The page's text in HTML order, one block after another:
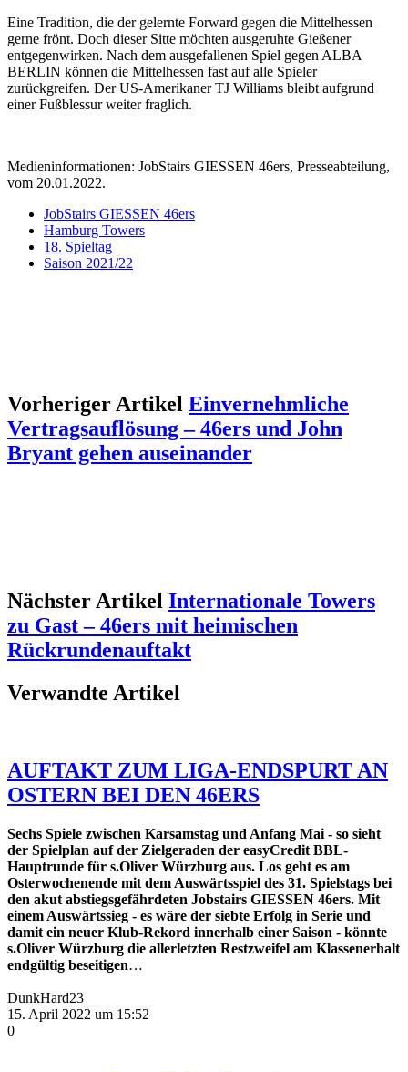
Eine Tradition, die der gelernte Forward gegen die Mittelhessen
gerne frönt. Doch dieser Sitte möchten ausgeruhte Gießener
entgegenwirken. Nach dem ausgefallenen Spiel gegen ALBA
BERLIN können die Mittelhessen fast auf alle Spieler
zurückgreifen. Der US-Amerikaner TJ Williams bleibt aufgrund
einer Fußblessur weiter fraglich.
Medieninformationen: JobStairs GIESSEN 46ers, Presseabteilung,
vom 20.01.2022.
JobStairs GIESSEN 46ers
Hamburg Towers
18. Spieltag
Saison 2021/22
Vorheriger Artikel Einvernehmliche
Vertragsauflösung – 46ers und John
Bryant gehen auseinander
Nächster Artikel Internationale Towers
zu Gast – 46ers mit heimischen
Rückrundenauftakt
Verwandte Artikel
AUFTAKT ZUM LIGA-ENDSPURT AN
OSTERN BEI DEN 46ERS
Sechs Spiele zwischen Karsamstag und Anfang Mai - so sieht
der Spielplan auf der Zielgeraden der easyCredit BBL-
Hauptrunde für s.Oliver Würzburg aus. Los geht es am
Osterwochenende mit dem Auswärtsspiel des 31. Spielstags bei
den akut abstiegsgefährdeten Jobstairs GIESSEN 46ers. Mit
einem Auswärtssieg - es wäre der siebte Erfolg in Serie und
damit ein neuer Klub-Rekord innerhalb einer Saison - könnte
s.Oliver Würzburg die allerletzten Restzweifel am Klassenerhalt
endgültig beseitigen…
DunkHard23
15. April 2022 um 15:52
0